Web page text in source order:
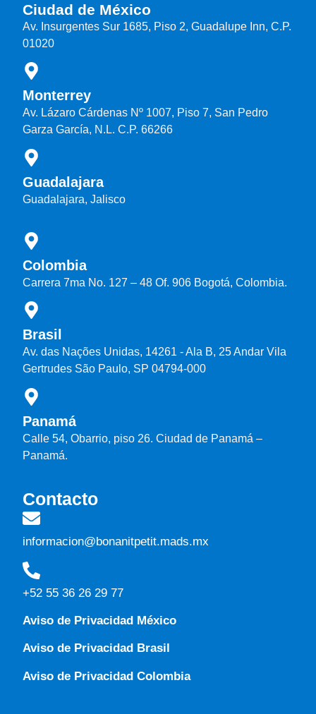
Ciudad de México
Av. Insurgentes Sur 1685, Piso 2, Guadalupe Inn, C.P.
01020
Monterrey
Av. Lázaro Cárdenas Nº 1007, Piso 7, San Pedro
Garza García, N.L. C.P. 66266
Guadalajara
Guadalajara, Jalisco
Colombia
Carrera 7ma No. 127 – 48 Of. 906 Bogotá, Colombia.
Brasil
Av. das Nações Unidas, 14261 - Ala B, 25 Andar Vila
Gertrudes São Paulo, SP 04794-000
Panamá
Calle 54, Obarrio, piso 26. Ciudad de Panamá –
Panamá.
Contacto
informacion@bonanitpetit.mads.mx
+52 55 36 26 29 77
Aviso de Privacidad México
Aviso de Privacidad Brasil
Aviso de Privacidad Colombia